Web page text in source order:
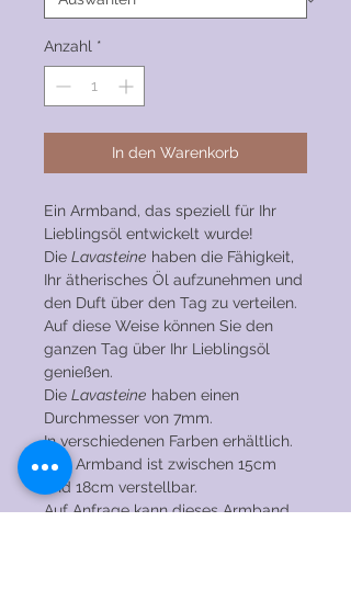
Anzahl *
In den Warenkorb
Ein Armband, das speziell für Ihr
Lieblingsöl entwickelt wurde!
Die Lavasteine haben die Fähigkeit,
Ihr ätherisches Öl aufzunehmen und
den Duft über den Tag zu verteilen.
Auf diese Weise können Sie den
ganzen Tag über Ihr Lieblingsöl
genießen.
Die Lavasteine haben einen
Durchmesser von 7mm.
In verschiedenen Farben erhältlich.
Das Armband ist zwischen 15cm
und 18cm verstellbar.
Auf Anfrage kann dieses Armband